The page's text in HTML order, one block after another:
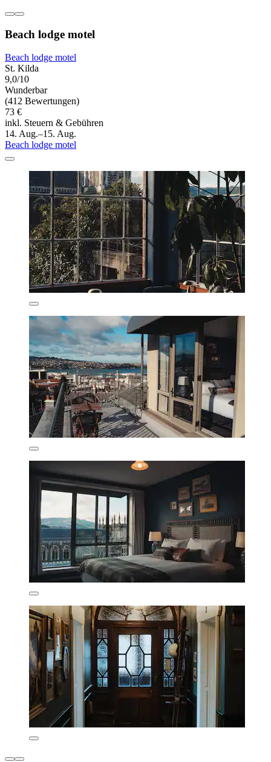
Beach lodge motel
Beach lodge motel
St. Kilda
9,0/10
Wunderbar
(412 Bewertungen)
73 €
inkl. Steuern & Gebühren
14. Aug.–15. Aug.
Beach lodge motel